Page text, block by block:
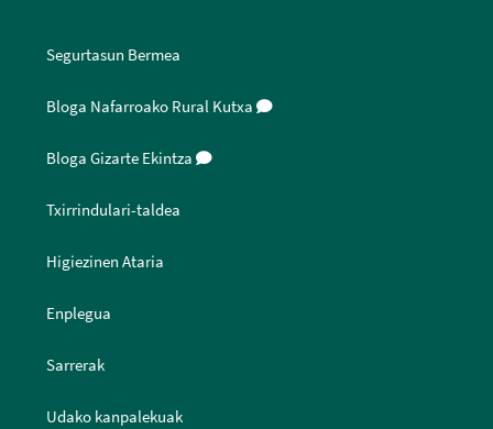
Segurtasun Bermea
Bloga Nafarroako Rural Kutxa
Bloga Gizarte Ekintza
Txirrindulari-taldea
Higiezinen Ataria
Enplegua
Sarrerak
Udako kanpalekuak